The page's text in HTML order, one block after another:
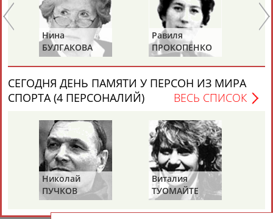
Рамазан
АБДУЛАЕВ
Тагир
АБДУЛАЕВ
Камиль
АБДУЛАЗИЗОВ
Загалав
Камалудин
АБДУЛДАУДОВ
Абдула
АБДУЛЖАЛИЛОВ
Магомед
АБДУЛКАГИРОВ
Назир
24 персон из 13181
ЕЩЁ ПЕРСОНЫ
Нина
БУЛГАКОВА
Равиля
ПРОКОПЕНКО
(САЛИМОВА)
СЕГОДНЯ ДЕНЬ ПАМЯТИ У ПЕРСОН ИЗ МИРА
СПОРТА (4 ПЕРСОНАЛИЙ)
ВЕСЬ СПИСОК
Николай
ПУЧКОВ
Виталия
ТУОМАЙТЕ